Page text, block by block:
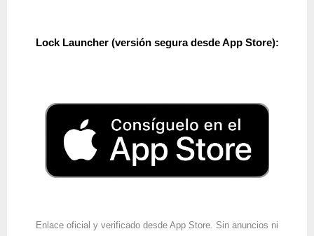
Lock Launcher(versión segura desde App Store):
Enlace oficial y verificado desde App Store. Sin anuncios ni